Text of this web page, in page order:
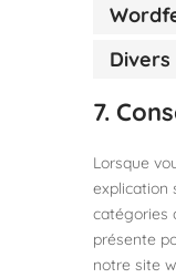
Divers
7.
Lorsque
explication
catégories
présente
notre site